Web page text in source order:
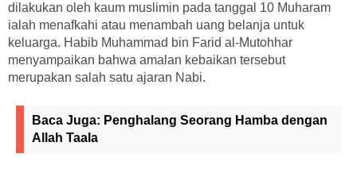
dilakukan oleh kaum muslimin pada tanggal 10 Muharam
ialah menafkahi atau menambah uang belanja untuk
keluarga. Habib Muhammad bin Farid al-Mutohhar
menyampaikan bahwa amalan kebaikan tersebut
merupakan salah satu ajaran Nabi.
Baca Juga: Penghalang Seorang Hamba dengan
Allah Taala